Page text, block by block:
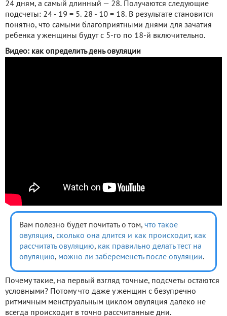
24 дням, а самый длинный — 28. Получаются следующие
подсчеты: 24 - 19 = 5. 28 - 10 = 18. В результате становится
понятно, что самыми благоприятными днями для зачатия
ребенка у женщины будут с 5-го по 18-й включительно.
Видео: как определить день овуляции
Вам полезно будет почитать о том, что такое
овуляция, сколько она длится и как происходит, как
рассчитать овуляцию, как правильно делать тест на
овуляцию, можно ли забеременеть после овуляции.
Почему такие, на первый взгляд точные, подсчеты остаются
условными? Потому что даже у женщин с безупречно
ритмичным менструальным циклом овуляция далеко не
всегда происходит в точно рассчитанные дни.